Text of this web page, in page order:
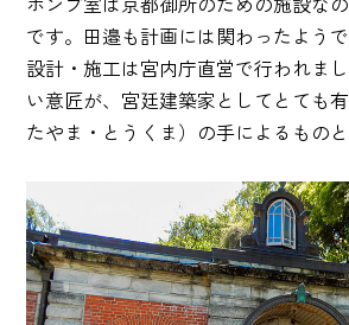
です。田邉も計画には関わったよう
設計・施工は宮内庁直営で行われま
い意匠が、宮廷建築家としてとても
たやま・とうくま）の手によるものと